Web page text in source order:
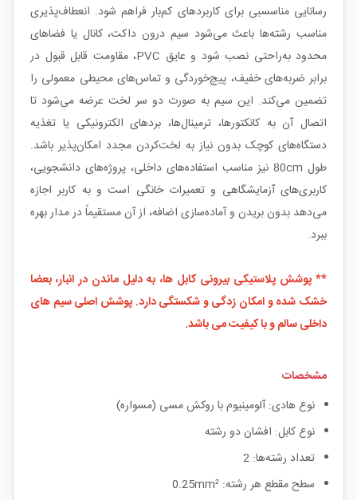
رسانایی مناسسبی برای کاربردهای کم‌بار فراهم شود. انعطاف‌پذیری
مناسب رشته‌ها باعث می‌شود سیم درون داکت، کانال یا فضاهای
محدود به‌راحتی نصب شود و عایق PVC، مقاومت قابل قبول در
برابر ضربه‌های خفیف، پیچ‌خوردگی و تماس‌های محیطی معمولی را
تضمین می‌کند. این سیم به صورت دو سر لخت عرضه می‌شود تا
اتصال آن به کانکتورها، ترمینال‌ها، بردهای الکترونیکی یا تغذیه
دستگاه‌های کوچک بدون نیاز به لخت‌کردن مجدد امکان‌پذیر باشد.
طول 80cm نیز مناسب استفاده‌های داخلی، پروژه‌های دانشجویی،
کاربری‌های آزمایشگاهی و تعمیرات خانگی است و به کاربر اجازه
می‌دهد بدون بریدن و آماده‌سازی اضافه، از آن مستقیماً در مدار بهره
ببرد.
** پوشش پلاستیکی بیرونی کابل ها، به دلیل ماندن در انبار، بعضا
خشک شده و امکان زدگی و شکستگی دارد. پوشش اصلی سیم های
داخلی سالم و با کیفیت می باشد.
مشخصات
نوع هادی: آلومینیوم با روکش مسی (مسواره)
نوع کابل: افشان دو رشته
تعداد رشته‌ها: 2
سطح مقطع هر رشته: 0.25mm²